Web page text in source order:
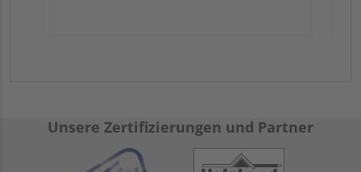
Unsere Zertifizierungen und Partner